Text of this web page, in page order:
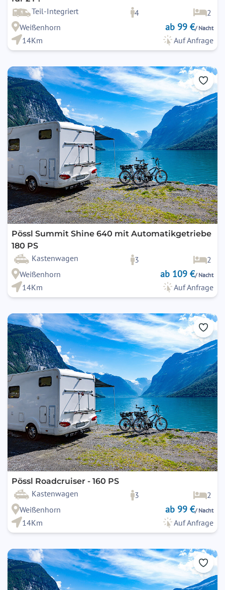
Teil-Integriert 4
2
Weißenhorn
ab 99 €/ Nacht
14Km Auf Anfrage
Pössl Summit Shine 640 mit Automatikgetriebe
180 PS
Kastenwagen 3
2
Weißenhorn
ab 109 €/ Nacht
14Km Auf Anfrage
Pössl Roadcruiser - 160 PS
Kastenwagen 3
2
Weißenhorn
ab 99 €/ Nacht
14Km Auf Anfrage